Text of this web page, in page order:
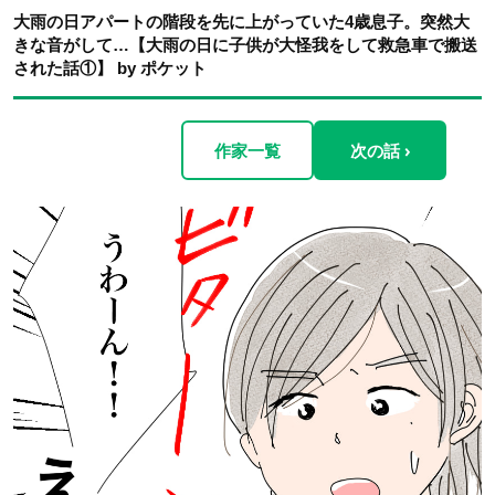
大雨の日アパートの階段を先に上がっていた4歳息子。突然大
きな音がして…【大雨の日に子供が大怪我をして救急車で搬送
された話①】 by ポケット
作家一覧 次の話 ›